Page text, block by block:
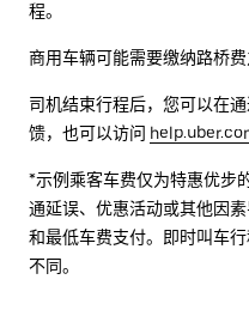
程。
商用车辆可能需要缴纳路桥
司机结束行程后，您可以在
馈，也可以访问
*示例乘客车费仅为特惠优步
通延误、优惠活动或其他因
和最低车费支付。即时叫车
不同。